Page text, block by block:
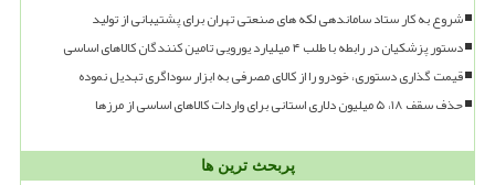
شروع به کار ستاد ساماندهی لکه های صنعتی تهران برای پشتیبانی از تولید
دستور پزشکیان در رابطه با طلب ۴ میلیارد یورویی تامین کنندگان کالاهای اساسی
قیمت گذاری دستوری، خودرو را از کالای مصرفی به ابزار سوداگری تبدیل نموده
حذف سقف ۱۸، ۵ میلیون دلاری استانی برای واردات کالاهای اساسی از مرزها
پربحث ترین ها